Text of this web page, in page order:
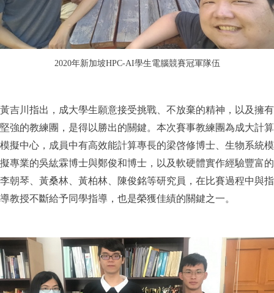
2020年新加坡HPC-AI學生電腦競賽冠軍隊伍
黃吉川指出，成大學生願意接受挑戰、不放棄的精神，以及擁有
堅強的教練團，是得以勝出的關鍵。本次賽事教練團為成大計算
模擬中心，成員中有高效能計算專長的梁啓修博士、生物系統模
擬專業的吳紘霖博士與鄭俊和博士，以及軟硬體實作經驗豐富的
李朝琴、黃桑林、黃柏林、陳俊銘等研究員，在比賽過程中與指
導教授不斷給予同學指導，也是榮獲佳績的關鍵之一。